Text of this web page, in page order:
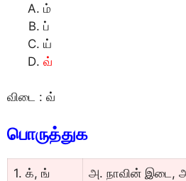
ம்
ப்
ய்
வ்
விடை : வ்
பொருத்துக
1. க், ங் அ. நாவின் இடை,